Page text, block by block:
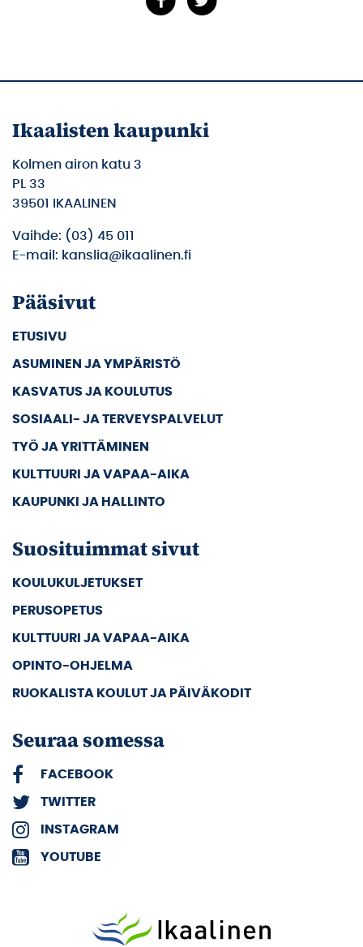
Ikaalisten kaupunki
Kolmen airon katu 3
PL 33
39501 IKAALINEN
Vaihde: (03) 45 011
E-mail: kanslia@ikaalinen.fi
Pääsivut
ETUSIVU
ASUMINEN JA YMPÄRISTÖ
KASVATUS JA KOULUTUS
SOSIAALI- JA TERVEYSPALVELUT
TYÖ JA YRITTÄMINEN
KULTTUURI JA VAPAA-AIKA
KAUPUNKI JA HALLINTO
Suosituimmat sivut
KOULUKULJETUKSET
PERUSOPETUS
KULTTUURI JA VAPAA-AIKA
OPINTO-OHJELMA
RUOKALISTA KOULUT JA PÄIVÄKODIT
Seuraa somessa
FACEBOOK
TWITTER
INSTAGRAM
YOUTUBE